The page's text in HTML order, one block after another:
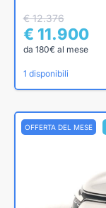
€ 12.376
€ 11.900
da 180€ al mese
1 disponibili
OFFERTA DEL MESE